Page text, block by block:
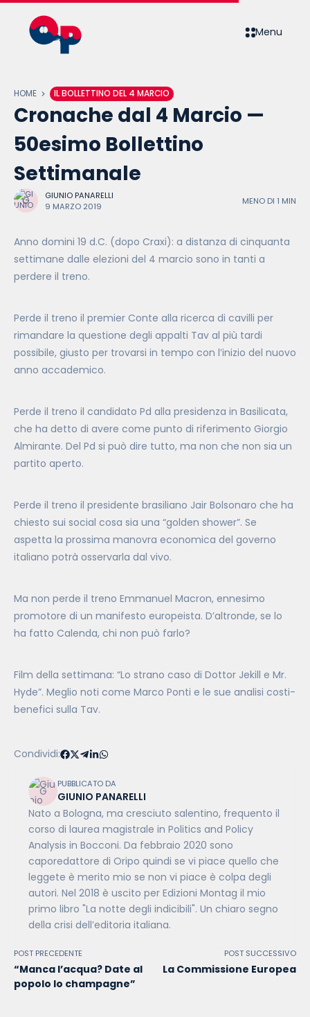
Menu
HOME IL BOLLETTINO DEL 4 MARCIO
Cronache dal 4 Marcio —
50esimo Bollettino
Settimanale
GIUNIO PANARELLI
9 MARZO 2019
MENO DI 1 MIN
Anno domini 19 d.C. (dopo Craxi): a distanza di cinquanta
settimane dalle elezioni del 4 marcio sono in tanti a
perdere il treno.
Perde il treno il premier Conte alla ricerca di cavilli per
rimandare la questione degli appalti Tav al più tardi
possibile, giusto per trovarsi in tempo con l’inizio del nuovo
anno accademico.
Perde il treno il candidato Pd alla presidenza in Basilicata,
che ha detto di avere come punto di riferimento Giorgio
Almirante. Del Pd si può dire tutto, ma non che non sia un
partito aperto.
Perde il treno il presidente brasiliano Jair Bolsonaro che ha
chiesto sui social cosa sia una “golden shower”. Se
aspetta la prossima manovra economica del governo
italiano potrà osservarla dal vivo.
Ma non perde il treno Emmanuel Macron, ennesimo
promotore di un manifesto europeista. D’altronde, se lo
ha fatto Calenda, chi non può farlo?
Film della settimana: “Lo strano caso di Dottor Jekill e Mr.
Hyde”. Meglio noti come Marco Ponti e le sue analisi costi-
benefici sulla Tav.
Condividi:
PUBBLICATO DA
GIUNIO PANARELLI
Nato a Bologna, ma cresciuto salentino, frequento il
corso di laurea magistrale in Politics and Policy
Analysis in Bocconi. Da febbraio 2020 sono
caporedattore di Oripo quindi se vi piace quello che
leggete è merito mio se non vi piace è colpa degli
autori. Nel 2018 è uscito per Edizioni Montag il mio
primo libro "La notte degli indicibili". Un chiaro segno
della crisi dell’editoria italiana.
POST PRECEDENTE
“Manca l’acqua? Date al
popolo lo champagne”
POST SUCCESSIVO
La Commissione Europea